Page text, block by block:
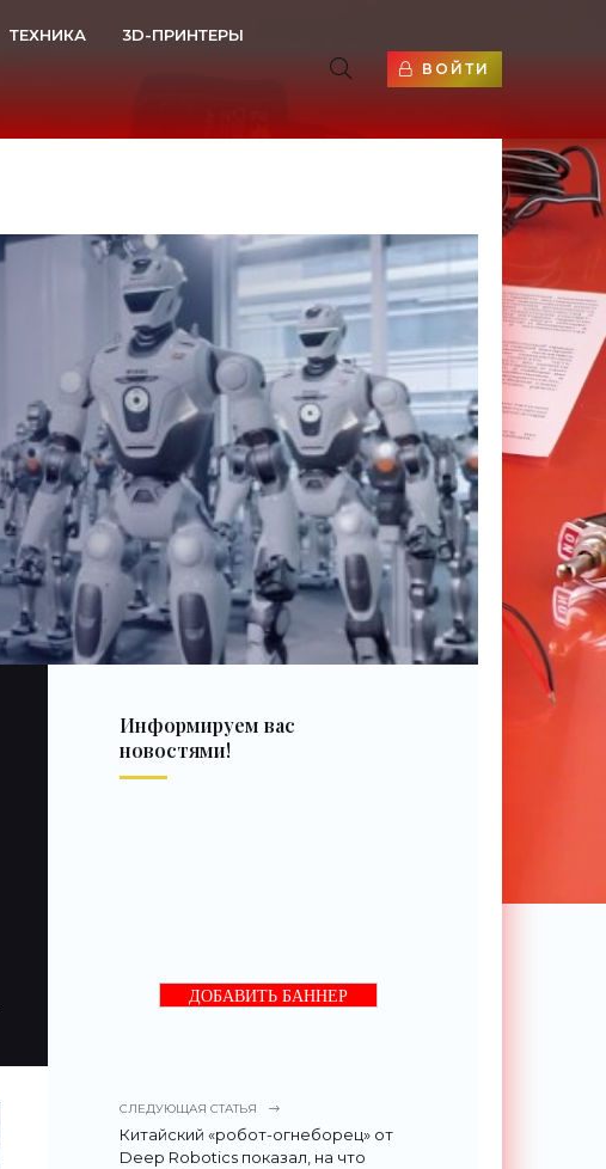
ТЕХНИКА 3D-ПРИНТЕРЫ
ВОЙТИ
Информируем вас
новостями!
ДОБАВИТЬ БАННЕР
СЛЕДУЮЩАЯ СТАТЬЯ
Китайский «робот-огнеборец» от
Deep Robotics показал, на что